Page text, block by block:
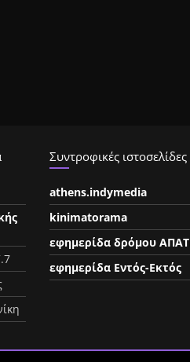
Συντροφικές ιστοσελίδες
athens.indymedia
kinimatorama
εφημερίδα δρόμου
εφημερίδα Εντός-Εκτός